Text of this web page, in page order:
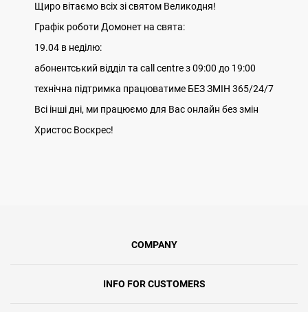
Щиро вітаємо всіх зі святом Великодня!
Графік роботи Домонет на свята:
19.04 в неділю:
абонентський відділ та call centre з 09:00 до 19:00
технічна підтримка працюватиме БЕЗ ЗМІН 365/24/7
Всі інші дні, ми працюємо для Вас онлайн без змін
Христос Воскрес!
COMPANY
INFO FOR CUSTOMERS